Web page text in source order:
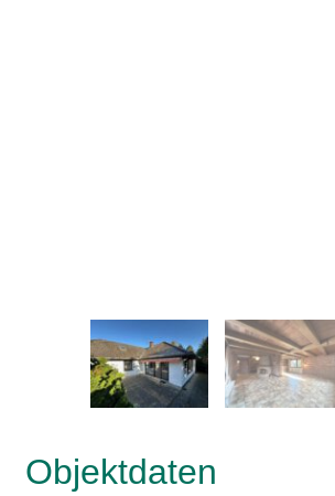
Objektdaten